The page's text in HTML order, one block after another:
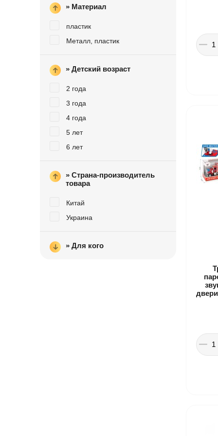
Подарки для детей
» Материал
пластик
Металл, пластик
» Детский возраст
2 года
3 года
4 года
5 лет
6 лет
» Страна-производитель
товара
Китай
Украина
» Для кого